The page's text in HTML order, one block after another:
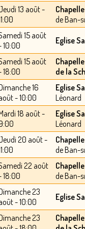
13 août -
de Ban-
15 août
10:00
Eglise
15 août
18:00
de la
16
- 10:00
Eglise
Léonard
18 août -
Eglise
Léonard
20 août -
de Ban-
22 août
18:00
de Ban-
23
- 10:00
Eglise
23